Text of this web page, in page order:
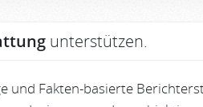
unterstützen.
und Fakten-basierte